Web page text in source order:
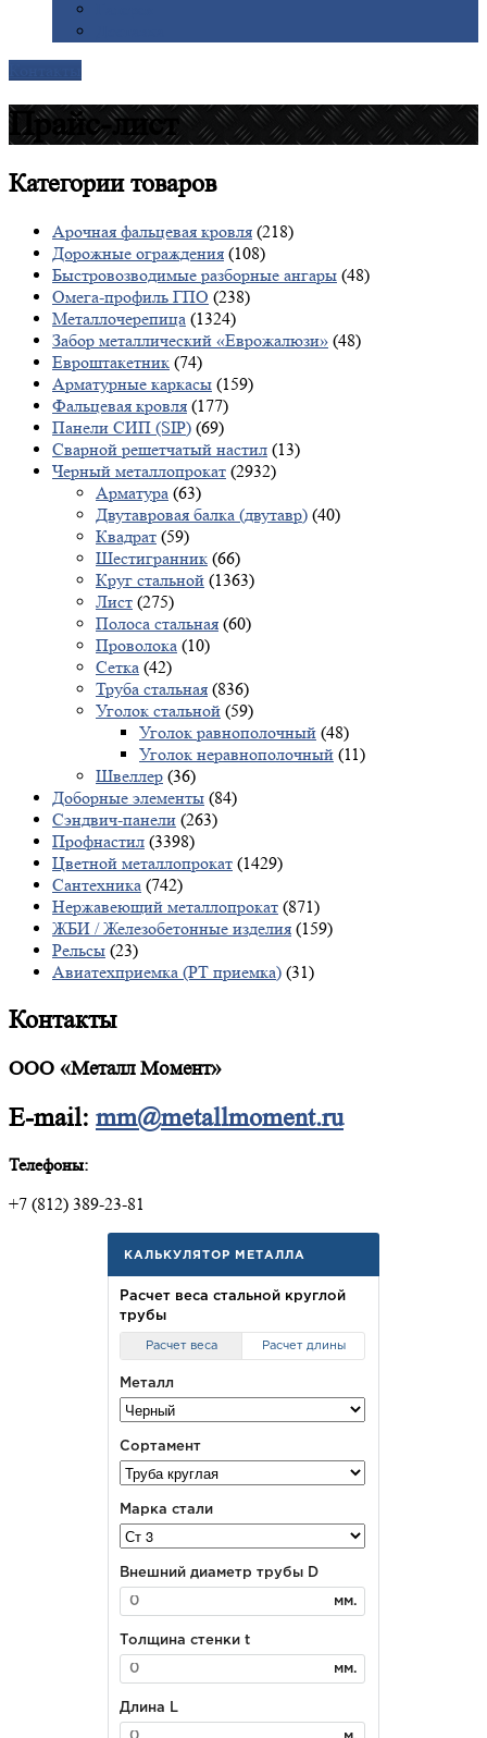
Прайс-лист
Категориитоваров
Арочная фальцевая кровля (218)
Дорожные ограждения (108)
Быстровозводимые разборные ангары (48)
Омега-профиль ГПО (238)
Металлочерепица (1324)
Забор металлический «Еврожалюзи» (48)
Евроштакетник (74)
Арматурные каркасы (159)
Фальцевая кровля (177)
Панели СИП (SIP) (69)
Сварной решетчатый настил (13)
Черный металлопрокат (2932)
Арматура (63)
Двутавровая балка (двутавр) (40)
Квадрат (59)
Шестигранник (66)
Круг стальной (1363)
Лист (275)
Полоса стальная (60)
Проволока (10)
Сетка (42)
Труба стальная (836)
Уголок стальной (59)
Уголок равнополочный (48)
Уголок неравнополочный (11)
Швеллер (36)
Доборные элементы (84)
Сэндвич-панели (263)
Профнастил (3398)
Цветной металлопрокат (1429)
Сантехника (742)
Нержавеющий металлопрокат (871)
ЖБИ / Железобетонные изделия (159)
Рельсы (23)
Авиатехприемка (РТ приемка) (31)
Контакты
ООО «Металл Момент»
E-mail: mm@metallmoment.ru
Телефоны:
+7 (812) 389-23-81